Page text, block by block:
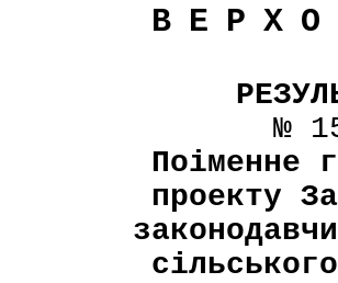
№
Поіменне
проекту